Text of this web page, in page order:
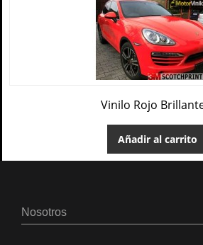
Vinilo Rojo
Añadir al carrito
Nosotros